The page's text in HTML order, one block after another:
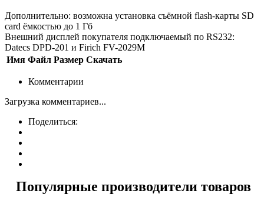
Дополнительно: возможна установка съёмной flash-карты SD
card ёмкостью до 1 Гб
Внешний дисплей покупателя подключаемый по RS232:
Datecs DPD-201 и Firich FV-2029M
Имя Файл Размер Скачать
Комментарии
Загрузка комментариев...
Поделиться:
Популярные производители товаров